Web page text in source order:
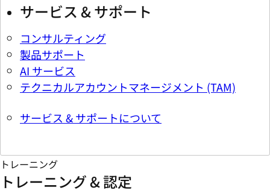
サービス & サポート
コンサルティング
製品サポート
AI サービス
テクニカルアカウントマネージメント (TAM)
サービス & サポートについて
トレーニング
トレーニング & 認定